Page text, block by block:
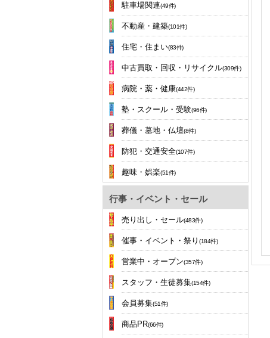
駐車場関連(49件)
不動産・建築(101件)
住宅・住まい(83件)
中古買取・回収・リサイクル(309件)
病院・薬・健康(442件)
塾・スクール・受験(96件)
葬儀・墓地・仏壇(8件)
防犯・交通安全(107件)
趣味・娯楽(51件)
行事・イベント・セール
売り出し・セール(483件)
催事・イベント・祭り (184件)
営業中・オープン(357件)
スタッフ・生徒募集(154件)
会員募集(51件)
商品PR(66件)